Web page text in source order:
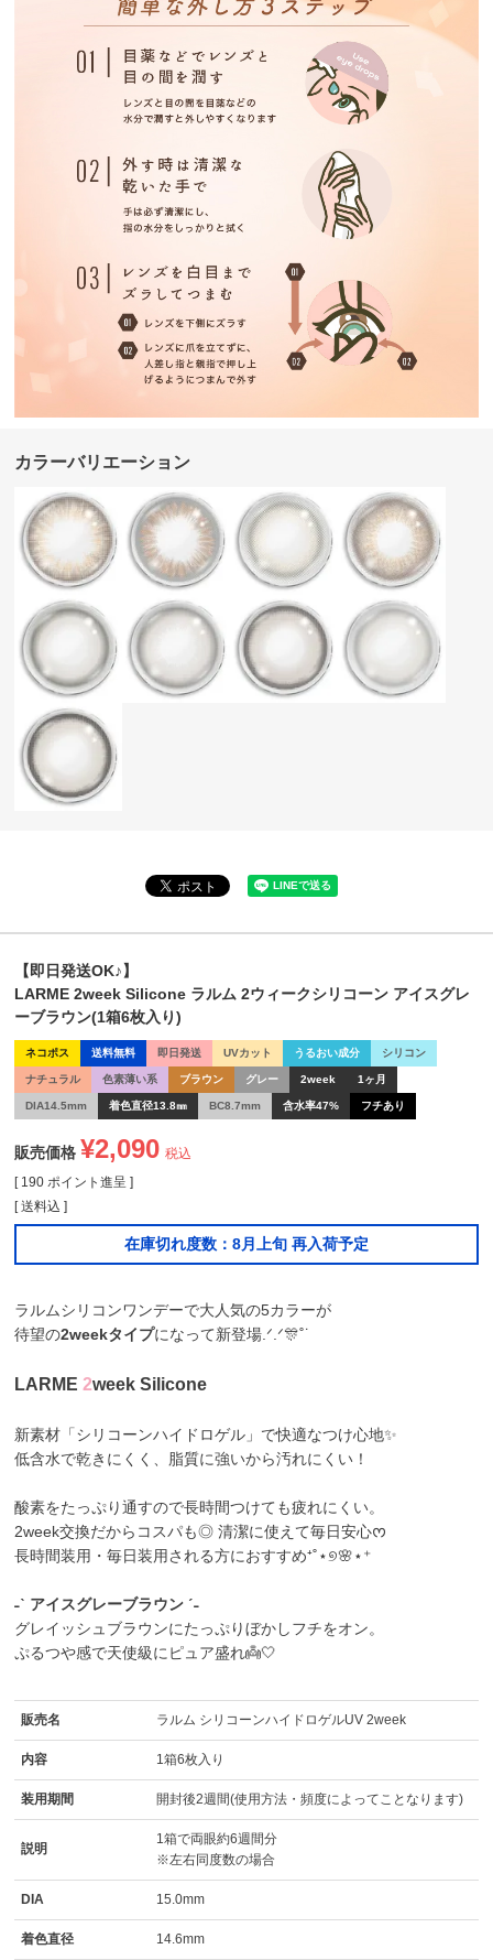
カラーバリエーション
【即日発送OK♪】
LARME 2week Silicone ラルム 2ウィークシリコーン アイスグレ
ーブラウン(1箱6枚入り)
ネコポス 送料無料 即日発送 UVカット うるおい成分 シリコン
ナチュラル 色素薄い系 ブラウン グレー 2week 1ヶ月
DIA14.5mm 着色直径13.8㎜ BC8.7mm 含水率47% フチあり
販売価格 ¥2,090 税込
[ 190 ポイント進呈 ]
送料込
在庫切れ度数：8月上旬 再入荷予定
ラルムシリコンワンデーで大人気の5カラーが
待望の2weekタイプになって新登場.ᐟ.ᐟ🎊˚˙
LARME 2week Silicone
新素材「シリコーンハイドロゲル」で快適なつけ心地✨
低含水で乾きにくく、脂質に強いから汚れにくい！
酸素をたっぷり通すので長時間つけても疲れにくい。
2week交換だからコスパも◎ 清潔に使えて毎日安心ᰔ
長時間装用・毎日装用される方におすすめ⁺˚⋆୭🌸⋆⁺
˗ˋ アイスグレーブラウン ˊ˗
グレイッシュブラウンにたっぷりぼかしフチをオン。
ぷるつや感で天使級にピュア盛れ👼🤍
販売名 ラルム シリコーンハイドロゲルUV 2week
内容 1箱6枚入り
装用期間 開封後2週間(使用方法・頻度によってことなります)
説明
1箱で両眼約6週間分
※左右同度数の場合
DIA 15.0mm
着色直径 14.6mm